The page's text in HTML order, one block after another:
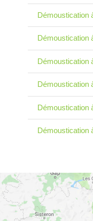
Démoustication
Démoustication
Démoustication
Démoustication
Démoustication
Démoustication